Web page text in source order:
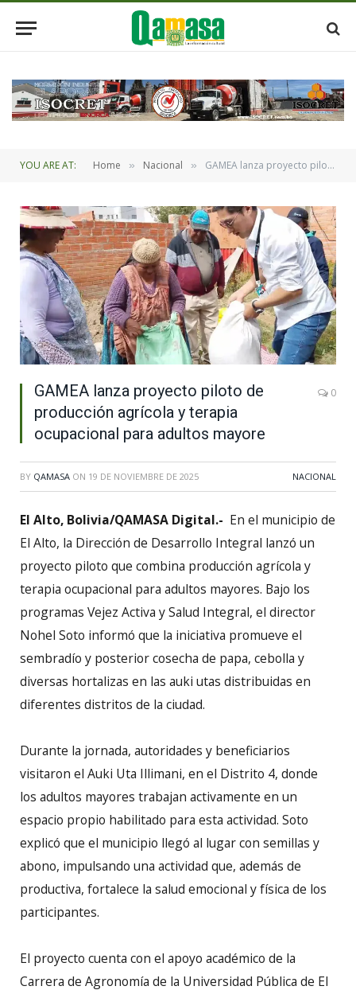
YOU ARE AT: Home » Nacional » GAMEA lanza proyecto piloto de producción agrícola y terapia ocupacional para adultos mayore
GAMEA lanza proyecto piloto de
producción agrícola y terapia
ocupacional para adultos mayore
0
BY QAMASA ON 19 DE NOVIEMBRE DE 2025 NACIONAL
El Alto, Bolivia/QAMASA Digital.- En el municipio de
El Alto, la Dirección de Desarrollo Integral lanzó un
proyecto piloto que combina producción agrícola y
terapia ocupacional para adultos mayores. Bajo los
programas Vejez Activa y Salud Integral, el director
Nohel Soto informó que la iniciativa promueve el
sembradío y posterior cosecha de papa, cebolla y
diversas hortalizas en las auki utas distribuidas en
diferentes distritos de la ciudad.
Durante la jornada, autoridades y beneficiarios
visitaron el Auki Uta Illimani, en el Distrito 4, donde
los adultos mayores trabajan activamente en un
espacio propio habilitado para esta actividad. Soto
explicó que el municipio llegó al lugar con semillas y
abono, impulsando una actividad que, además de
productiva, fortalece la salud emocional y física de los
participantes.
El proyecto cuenta con el apoyo académico de la
Carrera de Agronomía de la Universidad Pública de El